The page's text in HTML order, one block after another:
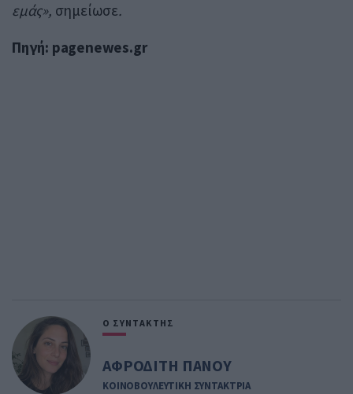
εμάς», σημείωσε.
Πηγή: pagenewes.gr
Ο ΣΥΝΤΑΚΤΗΣ
ΑΦΡΟΔΙΤΗ ΠΑΝΟΥ
ΚΟΙΝΟΒΟΥΛΕΥΤΙΚΗ ΣΥΝΤΑΚΤΡΙΑ